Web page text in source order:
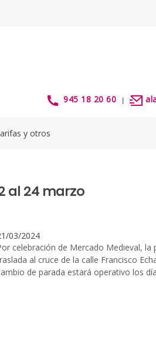
- alavabus
945 18 20 60 |
y otros
al 24 marzo
03/2024
celebración de Mercado Medieval, la
al cruce de la calle Francisco
de parada estará operativo los